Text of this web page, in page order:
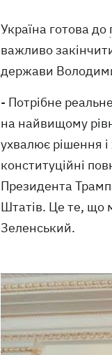
Україна готова до
важливо
держави
- Потрібне
на найвищому
ухвалює рішення
конституційні
Президента
Штатів. Це те, що
Зеленський.